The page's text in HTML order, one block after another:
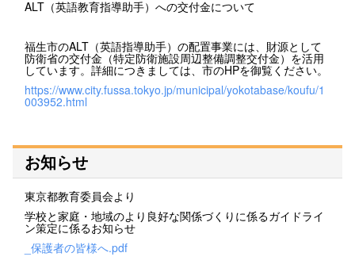
ALT（英語教育指導助手）への交付金について
福生市のALT（英語指導助手）の配置事業には、財源として
防衛省の交付金（特定防衛施設周辺整備調整交付金）を活用
しています。詳細につきましては、市のHPを御覧ください。
https://www.city.fussa.tokyo.jp/municipal/yokotabase/koufu/1
003952.html
お知らせ
東京都教育委員会より
学校と家庭・地域のより良好な関係づくりに係るガイドライ
ン策定に係るお知らせ
_保護者の皆様へ.pdf